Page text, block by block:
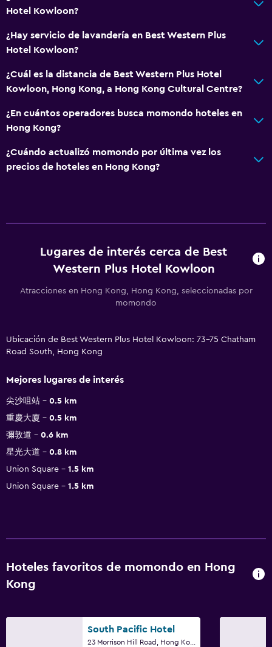
Hotel Kowloon?
¿Hay servicio de lavandería en Best Western Plus
Hotel Kowloon?
¿Cuál es la distancia de Best Western Plus Hotel
Kowloon, Hong Kong, a Hong Kong Cultural Centre?
¿En cuántos operadores busca momondo hoteles en
Hong Kong?
¿Cuándo actualizó momondo por última vez los
precios de hoteles en Hong Kong?
Lugares de interés cerca de Best
Western Plus Hotel Kowloon
Atracciones en Hong Kong, Hong Kong, seleccionadas por
momondo
Ubicación de Best Western Plus Hotel Kowloon: 73-75 Chatham
Road South, Hong Kong
Mejores lugares de interés
尖沙咀站
0.5 km
重慶大廈
0.5 km
彌敦道
0.6 km
星光大道
0.8 km
Union Square
1.5 km
Union Square
1.5 km
Hoteles favoritos de momondo en Hong
Kong
South Pacific Hotel